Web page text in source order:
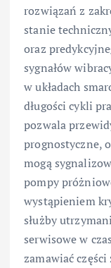
rozwiązań z
stanie
oraz
sygnałów
w układach
długości cykli
pozwala
prognostyczne,
mogą
pompy
wystąpieniem
służby
serwisowe w
zamawiać